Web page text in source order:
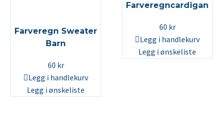
Farveregn Sweater
Barn
60 kr
Legg i handlekurv
Legg i ønskeliste
Farveregncardigan
60 kr
Legg i handlekurv
Legg i ønskeliste